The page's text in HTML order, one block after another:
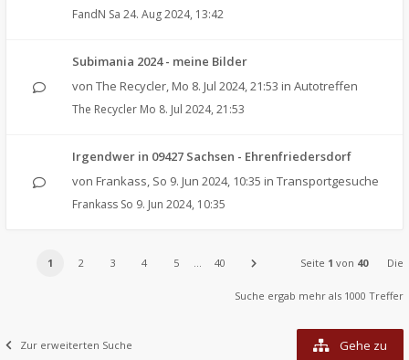
FandN Sa 24. Aug 2024, 13:42
Subimania 2024 - meine Bilder
von The Recycler, Mo 8. Jul 2024, 21:53 in Autotreffen
The Recycler Mo 8. Jul 2024, 21:53
Irgendwer in 09427 Sachsen - Ehrenfriedersdorf
von Frankass, So 9. Jun 2024, 10:35 in Transportgesuche
Frankass So 9. Jun 2024, 10:35
1 2 3 4 5 … 40 Seite 1 von 40 Die
Suche ergab mehr als 1000 Treffer
Zur erweiterten Suche Gehe zu